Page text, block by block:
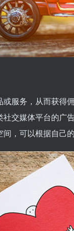
服务，从而获得
交媒体平台的广
，可以根据自己